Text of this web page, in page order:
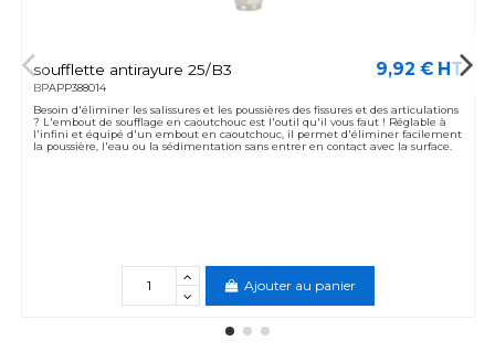
soufflette antirayure 25/B3
BPAPP388014
9,92 € HT
Besoin d'éliminer les salissures et les poussières des fissures et des articulations
? L'embout de soufflage en caoutchouc est l'outil qu'il vous faut ! Réglable à
l'infini et équipé d'un embout en caoutchouc, il permet d'éliminer facilement
la poussière, l'eau ou la sédimentation sans entrer en contact avec la surface.
Ajouter au panier